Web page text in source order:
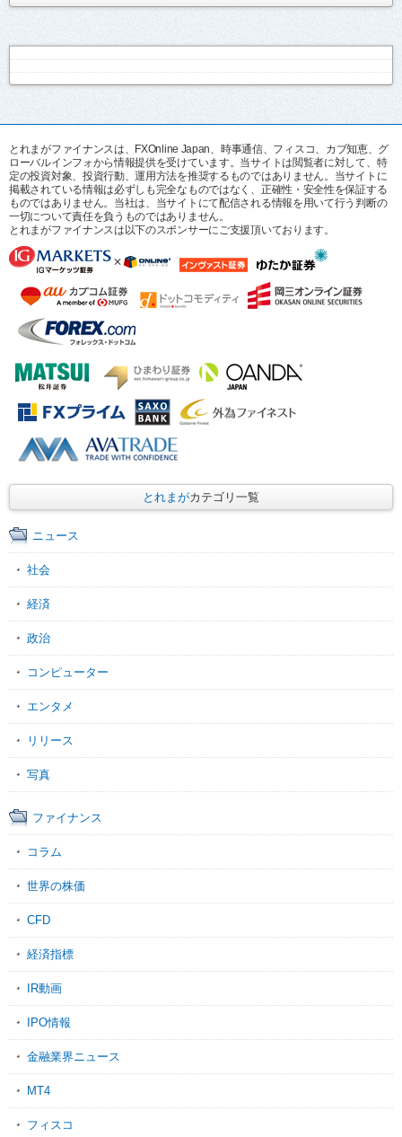
とれまがファイナンスは、FXOnline Japan、時事通信、フィスコ、カブ知恵、グ
ローバルインフォから情報提供を受けています。当サイトは閲覧者に対して、特
定の投資対象、投資行動、運用方法を推奨するものではありません。当サイトに
掲載されている情報は必ずしも完全なものではなく、正確性・安全性を保証する
ものではありません。当社は、当サイトにて配信される情報を用いて行う判断の
一切について責任を負うものではありません。
とれまがファイナンスは以下のスポンサーにご支援頂いております。
とれまがカテゴリ一覧
ニュース
社会
経済
政治
コンピューター
エンタメ
リリース
写真
ファイナンス
コラム
世界の株価
CFD
経済指標
IR動画
IPO情報
金融業界ニュース
MT4
フィスコ